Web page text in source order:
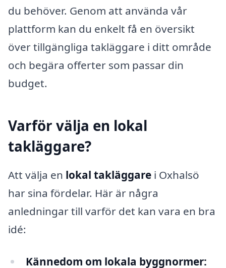
du behöver. Genom att använda vår
plattform kan du enkelt få en översikt
över tillgängliga takläggare i ditt område
och begära offerter som passar din
budget.
Varför välja en lokal
takläggare?
Att välja en lokal takläggare i Oxhalsö
har sina fördelar. Här är några
anledningar till varför det kan vara en bra
idé:
Kännedom om lokala byggnormer: